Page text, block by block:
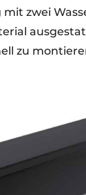
zwei
zu